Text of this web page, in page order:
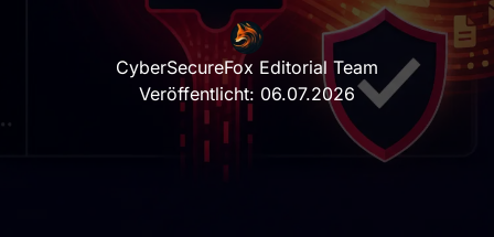
CyberSecureFox Editorial Team
Veröffentlicht:06.07.2026